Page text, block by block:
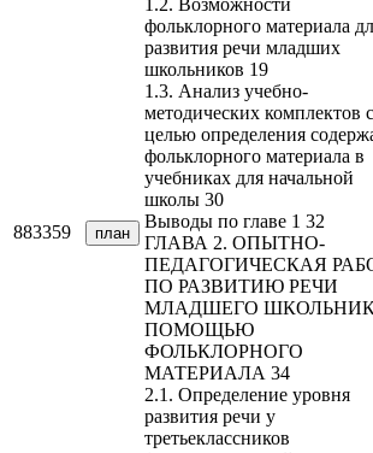
883359 план
1.2. Возможности
фольклорного материала
развития речи младших
школьников 19
1.3. Анализ учебно-
методических комплектов с
целью определения
фольклорного материала в
учебниках для начальной
школы 30
Выводы по главе 1 32
ГЛАВА 2. ОПЫТНО-
ПЕДАГОГИЧЕСКАЯ
ПО РАЗВИТИЮ РЕЧИ
МЛАДШЕГО
ПОМОЩЬЮ
ФОЛЬКЛОРНОГО
МАТЕРИАЛА 34
2.1. Определение уровня
развития речи у
третьеклассников